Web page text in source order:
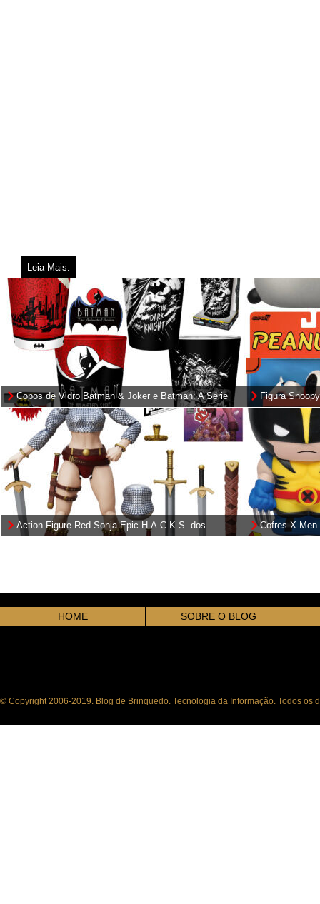
Leia Mais:
Copos de Vidro Batman & Joker e Batman: A Série
Animada
Figura
Acabamento
Action Figure Red Sonja Epic H.A.C.K.S. dos
Quadrinhos “Immortal Red Sonja”
Cofres X-
Gambit
HOME SOBRE O BLOG
© Copyright 2006-2019. Blog de Brinquedo. Tecnologia da Informação. Todos os